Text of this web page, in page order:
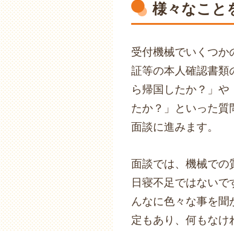
様々なこと
受付機械でいくつか
証等の本人確認書類
ら帰国したか？」
たか？」といった質
面談に進みます。
面談では、機械での
日寝不足ではない
んなに色々な事を聞
定もあり、何もなけ